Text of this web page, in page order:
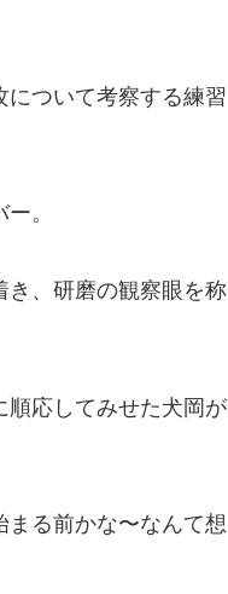
ついて考察する練習
。
き、研磨の観察眼を称
順応してみせた犬岡が
まる前かな〜なんて想